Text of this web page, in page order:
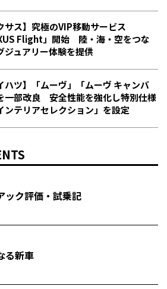
サス】究極のVIP移動サービス
Flight」開始 陸・海・空をつな
ジュアリー体験を提供
ハツ】「ムーヴ」「ムーヴ キャンバ
一部改良 安全性能を強化し特別仕様
ンテリアセレクション」を設定
ック評価・試乗記
る新車